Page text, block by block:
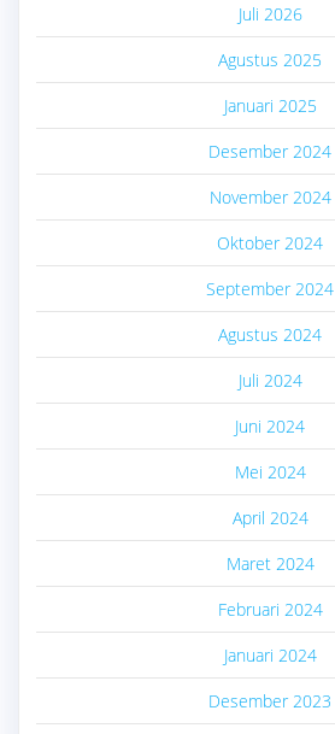
Juli 2026
Agustus 2025
Januari 2025
Desember 2024
November 2024
Oktober 2024
September 2024
Agustus 2024
Juli 2024
Juni 2024
Mei 2024
April 2024
Maret 2024
Februari 2024
Januari 2024
Desember 2023